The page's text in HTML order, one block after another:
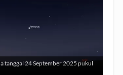
tanggal 24 September 2025 pukul